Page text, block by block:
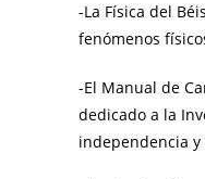
-La Física del
fenómenos
-El Manual de
dedicado a la
independencia y